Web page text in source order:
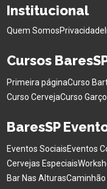
Institucional
Quem SomosPrivacidade
Cursos
Primeira páginaCurso
Curso CervejaCurso
BaresSP
Eventos SociaisEventos
Cervejas Especiais
Bar Nas Alturas